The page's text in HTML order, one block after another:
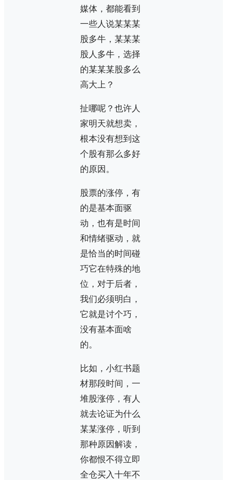
媒体，都能看到
一些人说某某某
股多牛，某某某
股人多牛，选择
的某某某股多么
高大上？
扯哪呢？也许人
家明天就想卖，
根本没有想到这
个股有那么多好
的原因。
股票的涨停，有
的是基本面驱
动，也有是时间
和情绪驱动，就
是恰当的时间碰
巧它在特殊的地
位，对于后者，
我们必须明白，
它就是讨个巧，
没有基本面啥
的。
比如，小红书题
材那段时间，一
堆股涨停，有人
就去论证为什么
某某涨停，听到
那种原因解读，
你都恨不得立即
全仓买入十年不